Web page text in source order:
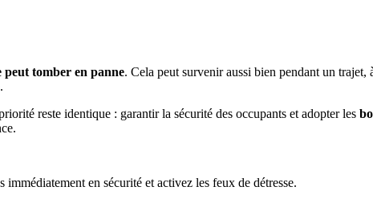
tomber en panne. Cela peut survenir aussi bien pendant un trajet,
reste identique : garantir la sécurité des occupants et adopter les
en sécurité et activez les feux de détresse.